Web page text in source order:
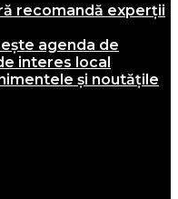
recomandă experții
agenda de
interes local
și noutățile